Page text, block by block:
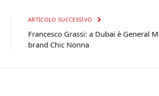
ARTICOLO SUCCESSIVO
Francesco Grassi: a Dubai è General
brand Chic Nonna